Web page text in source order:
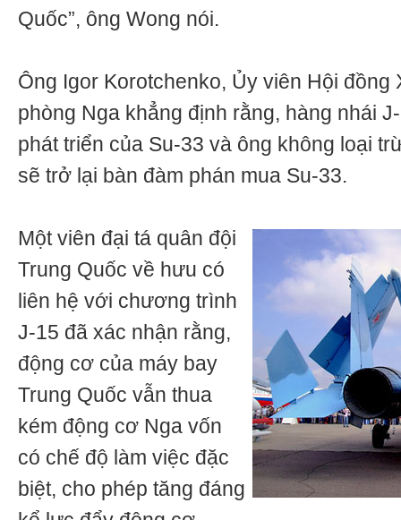
Quốc”, ông Wong nói.
Ông Igor Korotchenko, Ủy viên Hội đồng
phòng Nga khẳng định rằng, hàng nhái
phát triển của Su-33 và ông không loại
sẽ trở lại bàn đàm phán mua Su-33.
Một viên đại tá quân đội
Trung Quốc về hưu có
liên hệ với chương trình
J-15 đã xác nhận rằng,
động cơ của máy bay
Trung Quốc vẫn thua
kém động cơ Nga vốn
có chế độ làm việc đặc
biệt, cho phép tăng đáng